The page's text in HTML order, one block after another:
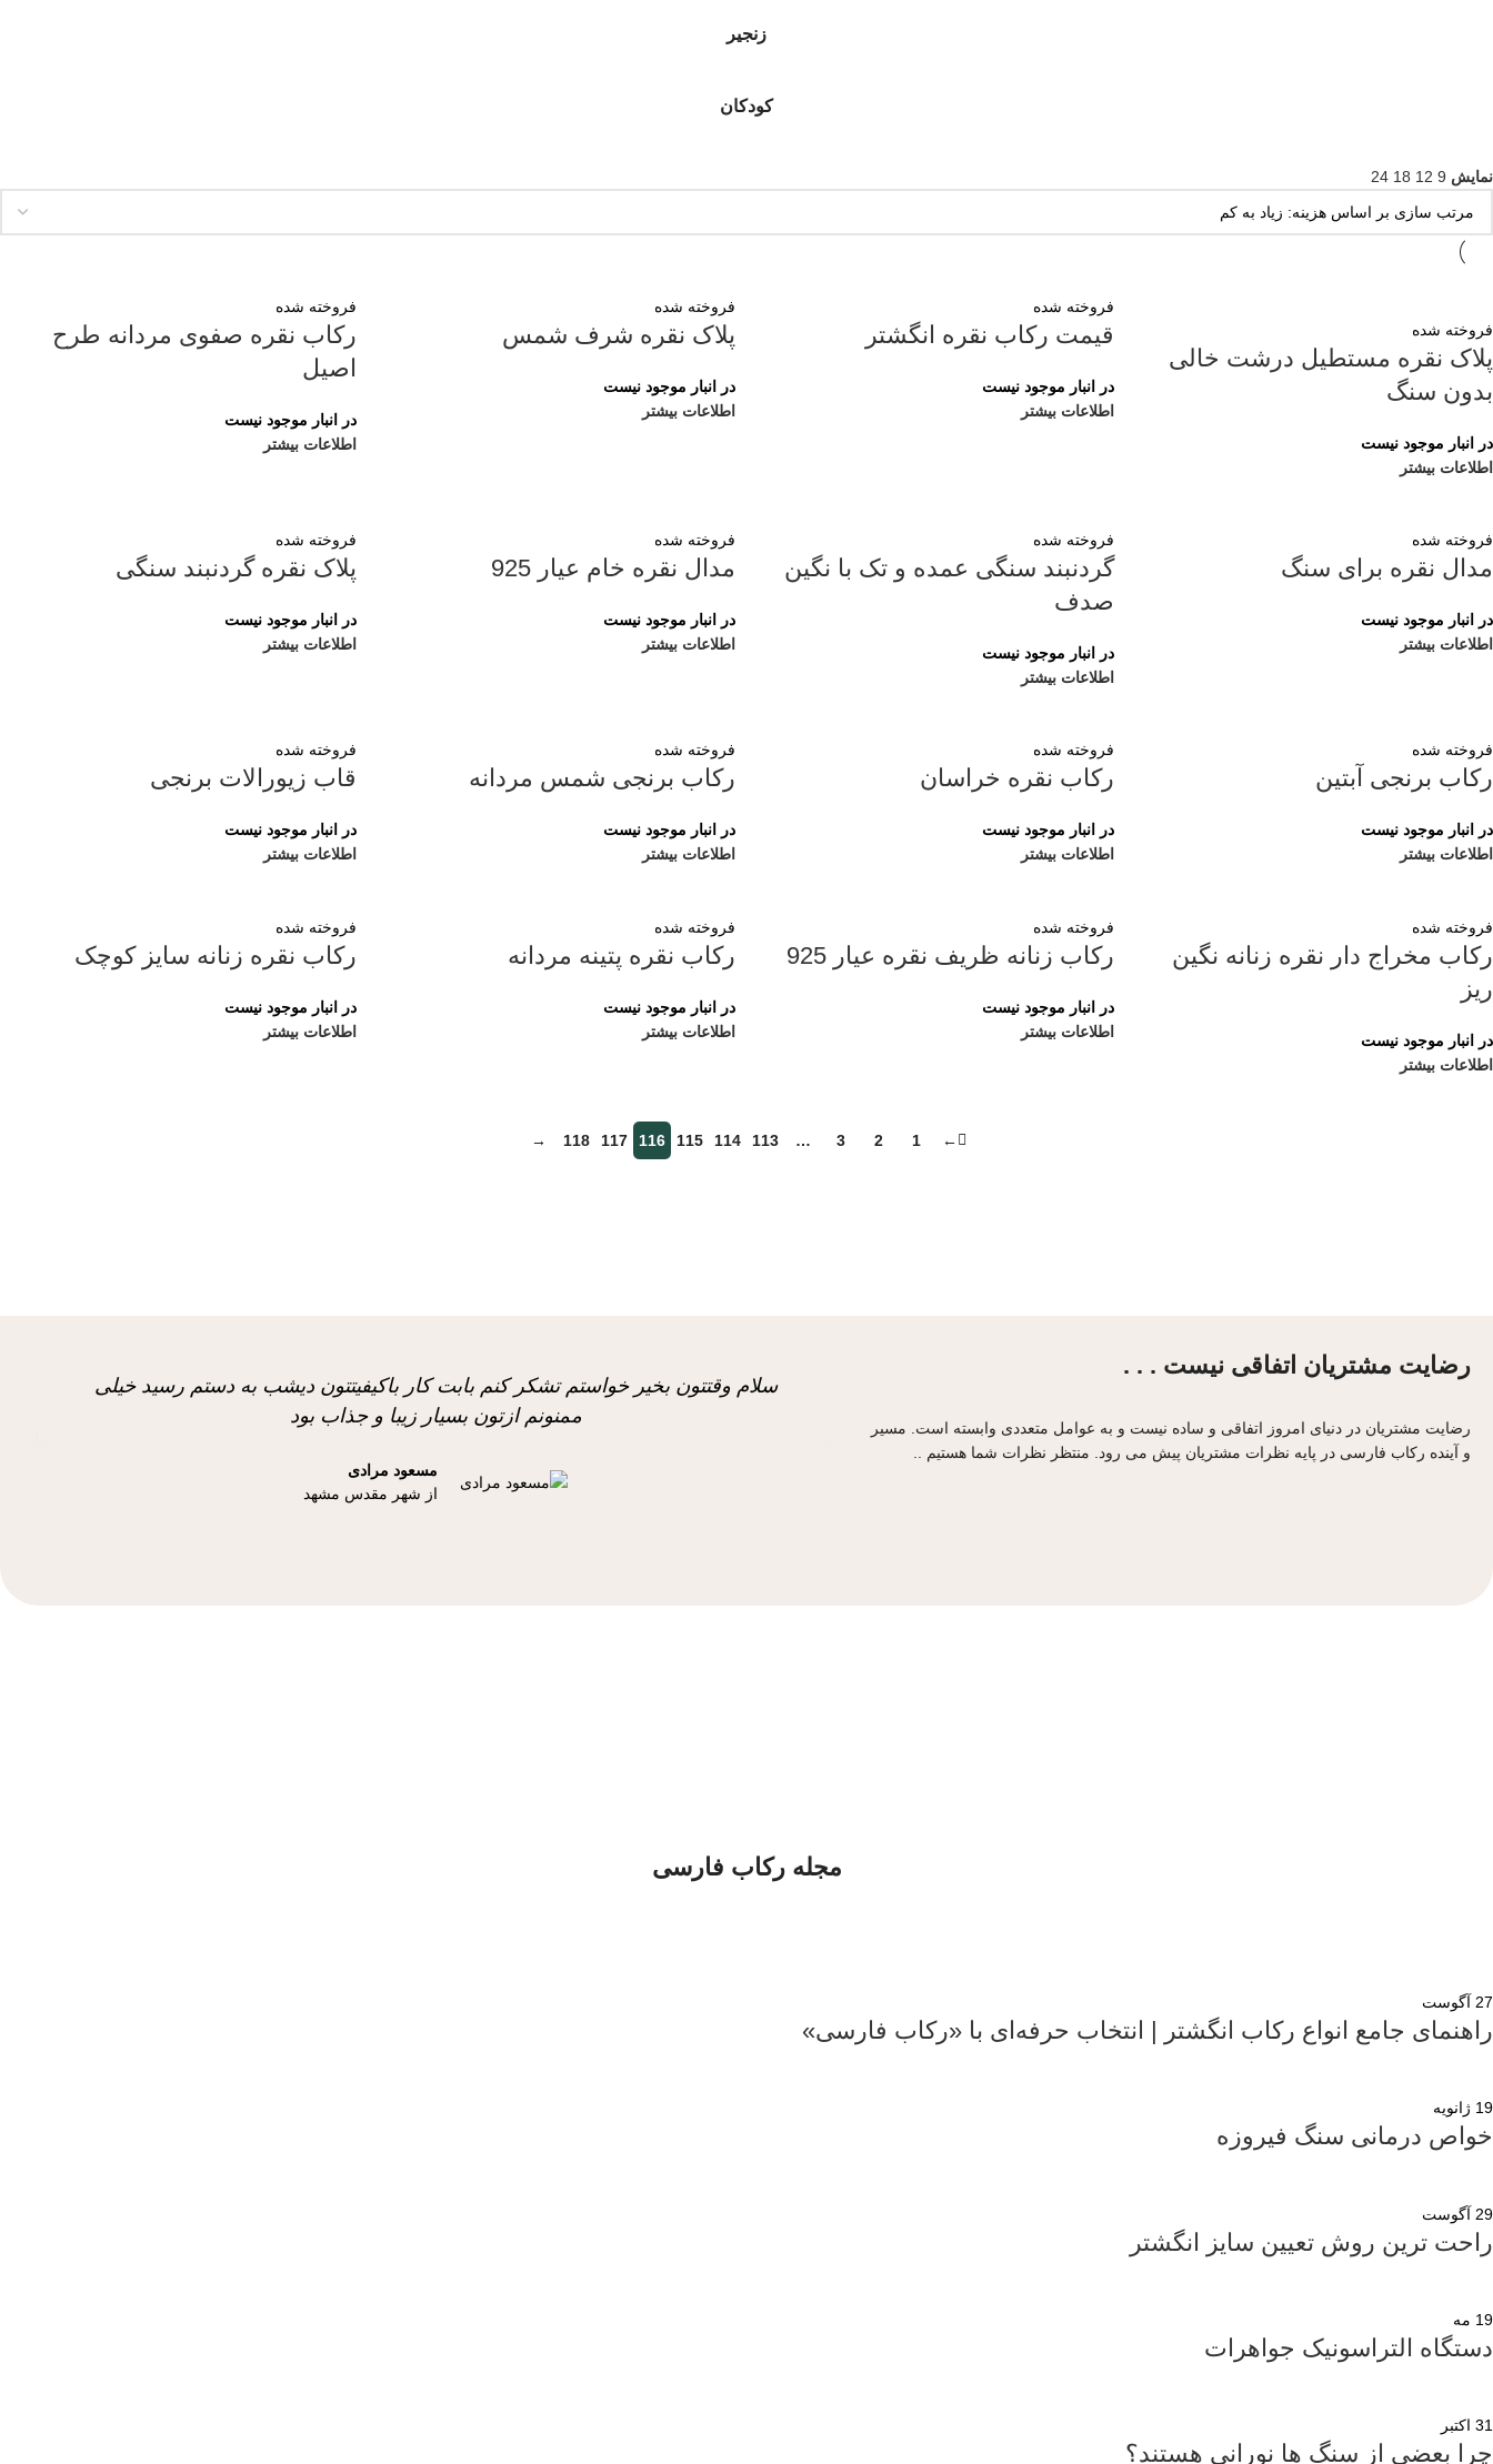
زنجیر
کودکان
نمایش 9
12
18
24
فروخته شده
پلاک نقره مستطیل درشت خالی
بدون سنگ
در انبار موجود نیست
اطلاعات بیشتر
فروخته شده
قیمت رکاب نقره انگشتر
در انبار موجود نیست
اطلاعات بیشتر
فروخته شده
پلاک نقره شرف شمس
در انبار موجود نیست
اطلاعات بیشتر
فروخته شده
رکاب نقره صفوی مردانه طرح
اصیل
در انبار موجود نیست
اطلاعات بیشتر
فروخته شده
مدال نقره برای سنگ
در انبار موجود نیست
اطلاعات بیشتر
فروخته شده
گردنبند سنگی عمده و تک با نگین
صدف
در انبار موجود نیست
اطلاعات بیشتر
فروخته شده
مدال نقره خام عیار 925
در انبار موجود نیست
اطلاعات بیشتر
فروخته شده
پلاک نقره گردنبند سنگی
در انبار موجود نیست
اطلاعات بیشتر
فروخته شده
رکاب برنجی آبتین
در انبار موجود نیست
اطلاعات بیشتر
فروخته شده
رکاب نقره خراسان
در انبار موجود نیست
اطلاعات بیشتر
فروخته شده
رکاب برنجی شمس مردانه
در انبار موجود نیست
اطلاعات بیشتر
فروخته شده
قاب زیورالات برنجی
در انبار موجود نیست
اطلاعات بیشتر
فروخته شده
رکاب مخراج دار نقره زنانه نگین
ریز
در انبار موجود نیست
اطلاعات بیشتر
فروخته شده
رکاب زنانه ظریف نقره عیار 925
در انبار موجود نیست
اطلاعات بیشتر
فروخته شده
رکاب نقره پتینه مردانه
در انبار موجود نیست
اطلاعات بیشتر
فروخته شده
رکاب نقره زنانه سایز کوچک
در انبار موجود نیست
اطلاعات بیشتر
←
1
2
3
…
113
114
115
116
117
118
→
رضایت مشتریان اتفاقی نیست . . .
رضایت مشتریان در دنیای امروز اتفاقی و ساده نیست و به عوامل متعددی وابسته است. مسیر
و آینده رکاب فارسی در پایه نظرات مشتریان پیش می رود. منتظر نظرات شما هستیم ..
سلام وقتتون بخیر خواستم تشکر کنم بابت کار باکیفیتتون دیشب به دستم رسید خیلی
ممنونم ازتون بسیار زیبا و جذاب بود
مسعود مرادی
از شهر مقدس مشهد
مجله رکاب فارسی
27 آگوست
راهنمای جامع انواع رکاب انگشتر | انتخاب حرفه‌ای با «رکاب فارسی»
19 ژانویه
خواص درمانی سنگ فیروزه
29 آگوست
راحت ترین روش تعیین سایز انگشتر
19 مه
دستگاه التراسونیک جواهرات
31 اکتبر
چرا بعضی از سنگ ها نورانی هستند؟